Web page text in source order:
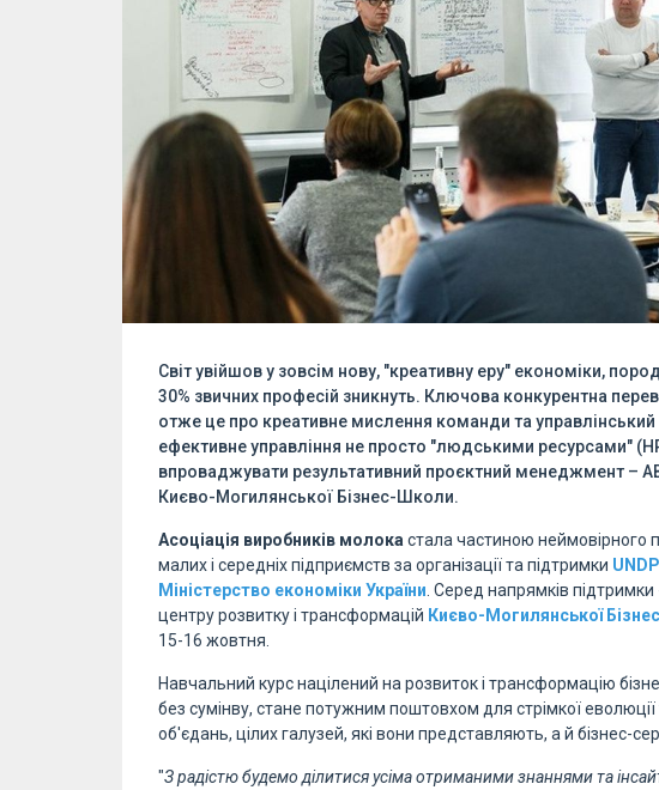
Світ увійшов у зовсім нову, "креативну еру" економіки,
30% звичних професій зникнуть. Ключова конкурентна
отже це про креативне мислення команди та
ефективне управління не просто "людськими ресурсами"
впроваджувати результативний проєктний менеджмент –
Києво-Могилянської Бізнес-Школи.
Асоціація виробників молока стала частиною неймовірного
малих і середніх підприємств за організації та підтримки
Міністерство економіки України . Серед напрямків
центру розвитку і трансформацій Києво-Могилянської
15-16 жовтня.
Навчальний курс націлений на розвиток і трансформацію
без сумінву, стане потужним поштовхом для стрімкої еволюції
об'єдань, цілих галузей, які вони представляють, а й бізнес-
"З радістю будемо ділитися усіма отриманими знаннями та